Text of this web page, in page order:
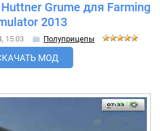
Grume для Farming
2013
15:03 Полуприцепы
МОД